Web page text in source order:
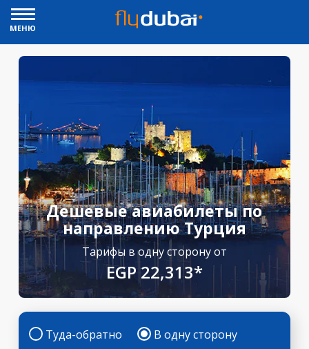
МЕНЮ
Дешевые авиабилеты по
направлению Турция
Тарифы в одну сторону от
EGP 22,313*
Туда-обратно В одну сторону